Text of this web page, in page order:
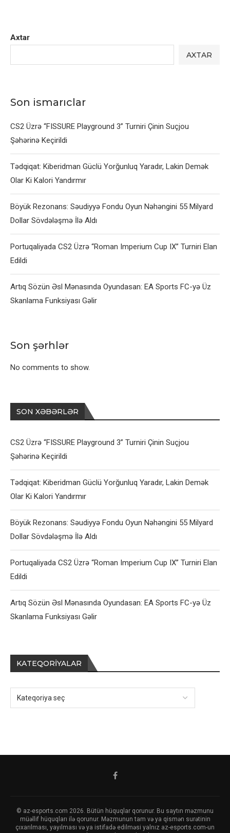
Axtar
AXTAR
Son ismarıclar
CS2 Üzrə “FISSURE Playground 3” Turniri Çinin Suçjou
Şəhərinə Keçirildi
Tədqiqat: Kiberidman Güclü Yorğunluq Yaradır, Lakin Demək
Olar Ki Kalori Yandırmır
Böyük Rezonans: Səudiyyə Fondu Oyun Nəhəngini 55 Milyard
Dollar Sövdələşmə İlə Aldı
Portuqaliyada CS2 Üzrə “Roman Imperium Cup IX” Turniri Elan
Edildi
Artıq Sözün Əsl Mənasında Oyundasan: EA Sports FC-yə Üz
Skanlama Funksiyası Gəlir
Son şərhlər
No comments to show.
SON XƏBƏRLƏR
CS2 Üzrə “FISSURE Playground 3” Turniri Çinin Suçjou
Şəhərinə Keçirildi
Tədqiqat: Kiberidman Güclü Yorğunluq Yaradır, Lakin Demək
Olar Ki Kalori Yandırmır
Böyük Rezonans: Səudiyyə Fondu Oyun Nəhəngini 55 Milyard
Dollar Sövdələşmə İlə Aldı
Portuqaliyada CS2 Üzrə “Roman Imperium Cup IX” Turniri Elan
Edildi
Artıq Sözün Əsl Mənasında Oyundasan: EA Sports FC-yə Üz
Skanlama Funksiyası Gəlir
KATEQORIYALAR
© az-esports.com 2026. Bütün hüquqlar qorunur. Bu saytın məzmunu
müəllif hüquqları ilə qorunur. Məzmunun tam və ya qismən surətinin
çıxarılması, yayılması və ya istifadə edilməsi yalnız az-esports.com-un